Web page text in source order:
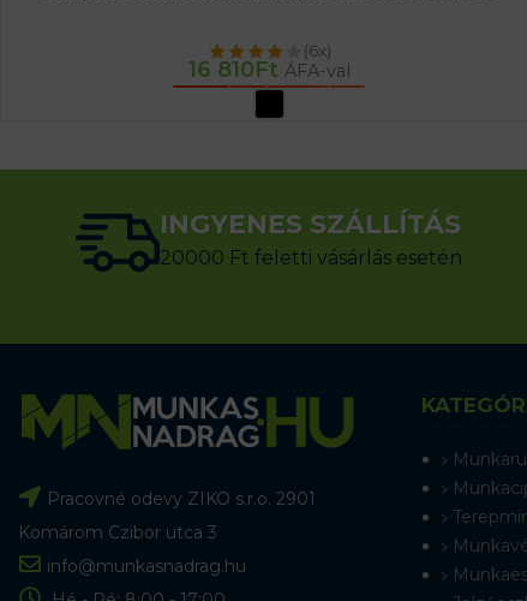
(6x)
16 810Ft ÁFA-val
OPCIÓK VÁLASZTÁSA
INGYENES SZÁLLÍTÁS
20000 Ft feletti vásárlás esetén
Pracovné odevy ZIKO s.r.o. 2901
Komárom Czibor utca 3
info@munkasnadrag.hu